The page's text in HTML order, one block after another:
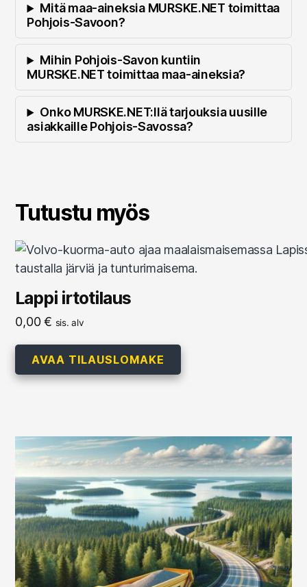
Mitä maa-aineksia MURSKE.NET toimittaa
Pohjois-Savoon?
Mihin Pohjois-Savon kuntiin
MURSKE.NET toimittaa maa-aineksia?
Onko MURSKE.NET:llä tarjouksia uusille
asiakkaille Pohjois-Savossa?
Tutustu myös
Lappi irtotilaus
0,00€ sis. alv
AVAA TILAUSLOMAKE